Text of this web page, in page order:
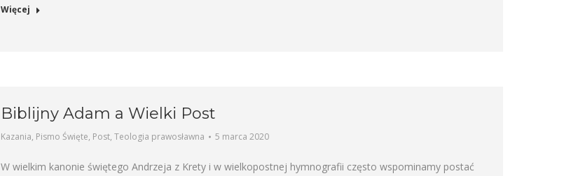
Więcej
Biblijny Adam a Wielki Post
Kazania, Pismo Święte, Post, Teologia prawosławna 5 marca 2020
W wielkim kanonie świętego Andrzeja z Krety i w wielkopostnej hymnografii często wspominamy postać